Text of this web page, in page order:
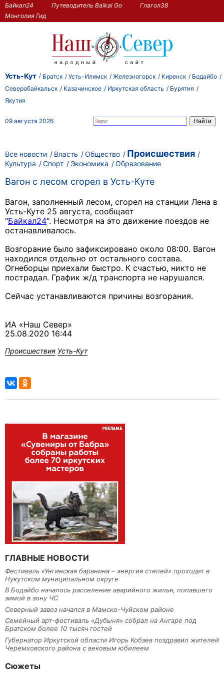
Байкал24 Путеводитель Baikal Go
Глагол38
Монголия Гид
Усть-Кут Братск Усть-Илимск Железногорск Киренск
Бодайбо
Северобайкальск
Казачинское Иркутская область
Бурятия
Якутия
09 августа 2026
Все новости Власть Общество Происшествия
Культура Спорт Экономика Образование
Вагон с лесом сгорел в Усть-Куте
Вагон, заполненный лесом, сгорел на станции Лена в
Усть-Куте 25 августа, сообщает
"Байкал24". Несмотря на это движение поездов не
останавливалось.
Возгорание было зафиксировано около 08:00. Вагон
находился отдельно от остального состава.
Огнеборцы приехали быстро. К счастью, никто не
пострадал. График ж/д транспорта не нарушался.
Сейчас устанавливаются причины возгорания.
ИА «Наш Север»
25.08.2020 16:44
Происшествия Усть-Кут
ГЛАВНЫЕ НОВОСТИ
Фестиваль «Унгинская баранина – энергия степей» проходит в
Нукутском муниципальном округе
В Бодайбо началось расселение аварийного жилья, попавшего
зимой в зону ЧС
Северный завоз начался в Мамско-Чуйском районе
Семейный арт-фестиваль «Дубыня» собрал на Ангаре под
Братском более 10 тысяч гостей
Губернатор Иркутской области Игорь Кобзев поздравил жителей
Черемховского района с вековым юбилеем
Сюжеты